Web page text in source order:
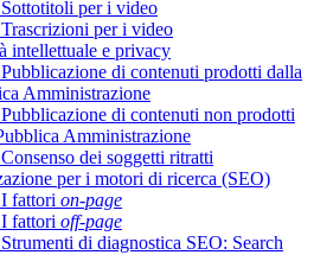
per i video
per i video
intellettuale e privacy
di contenuti prodotti dalla
Amministrazione
di contenuti non prodotti
Amministrazione
dei soggetti ritratti
per i motori di ricerca (SEO)
fattori on-page
fattori off-page
di diagnostica SEO: Search